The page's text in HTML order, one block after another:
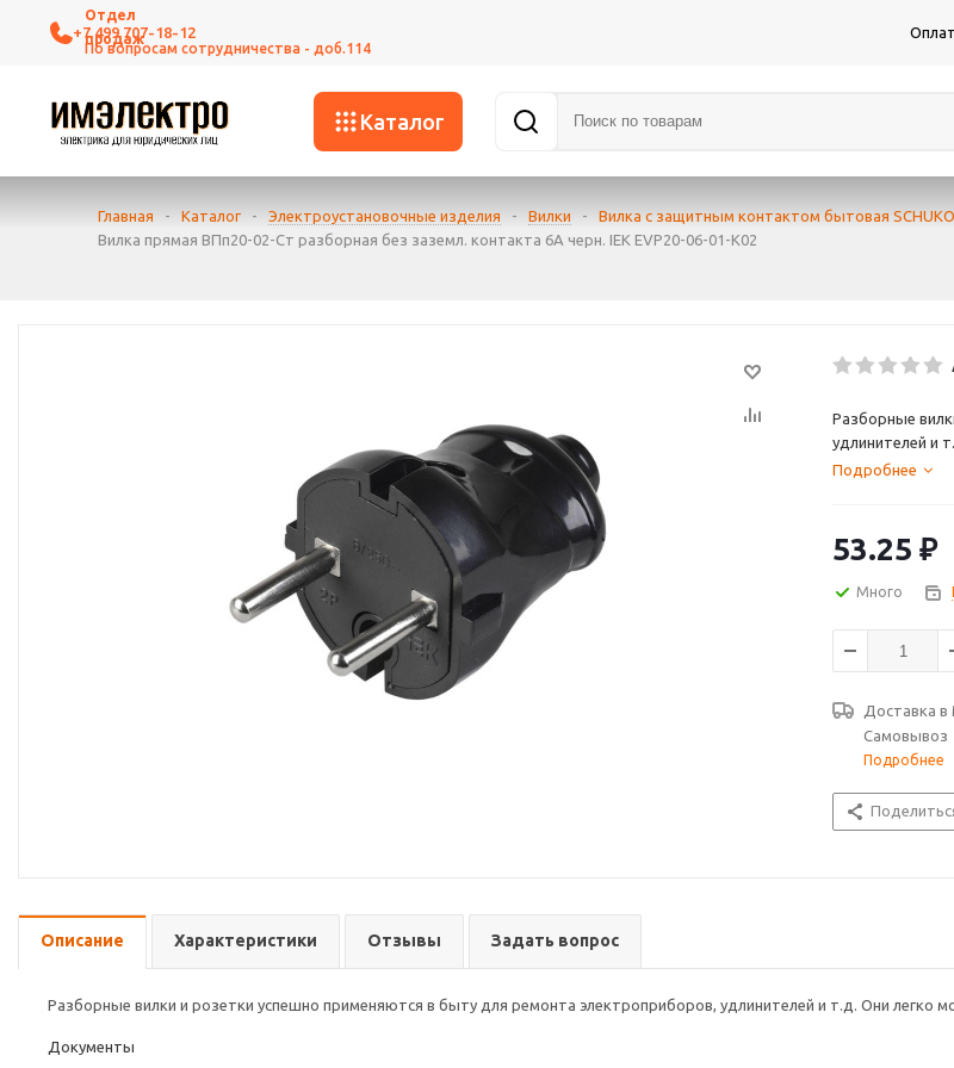
+7 499 707-18-12
Каталог
Главная - Каталог - Электроустановочные изделия - Вилки - Вилка с защитным контактом бытовая SCHUKO
Вилка прямая ВПп20-02-Ст разборная без заземл. контакта 6А черн. IEK EVP20-06-01-K02
Разборные
удлинителей и
Подробнее
53.25 ₽
Много
Доставка в
Самовывоз
Подробнее
Описание Характеристики Отзывы Задать вопрос
Разборные вилки и розетки успешно применяются в быту для ремонта электроприборов, удлинителей и т.д. Они
Документы